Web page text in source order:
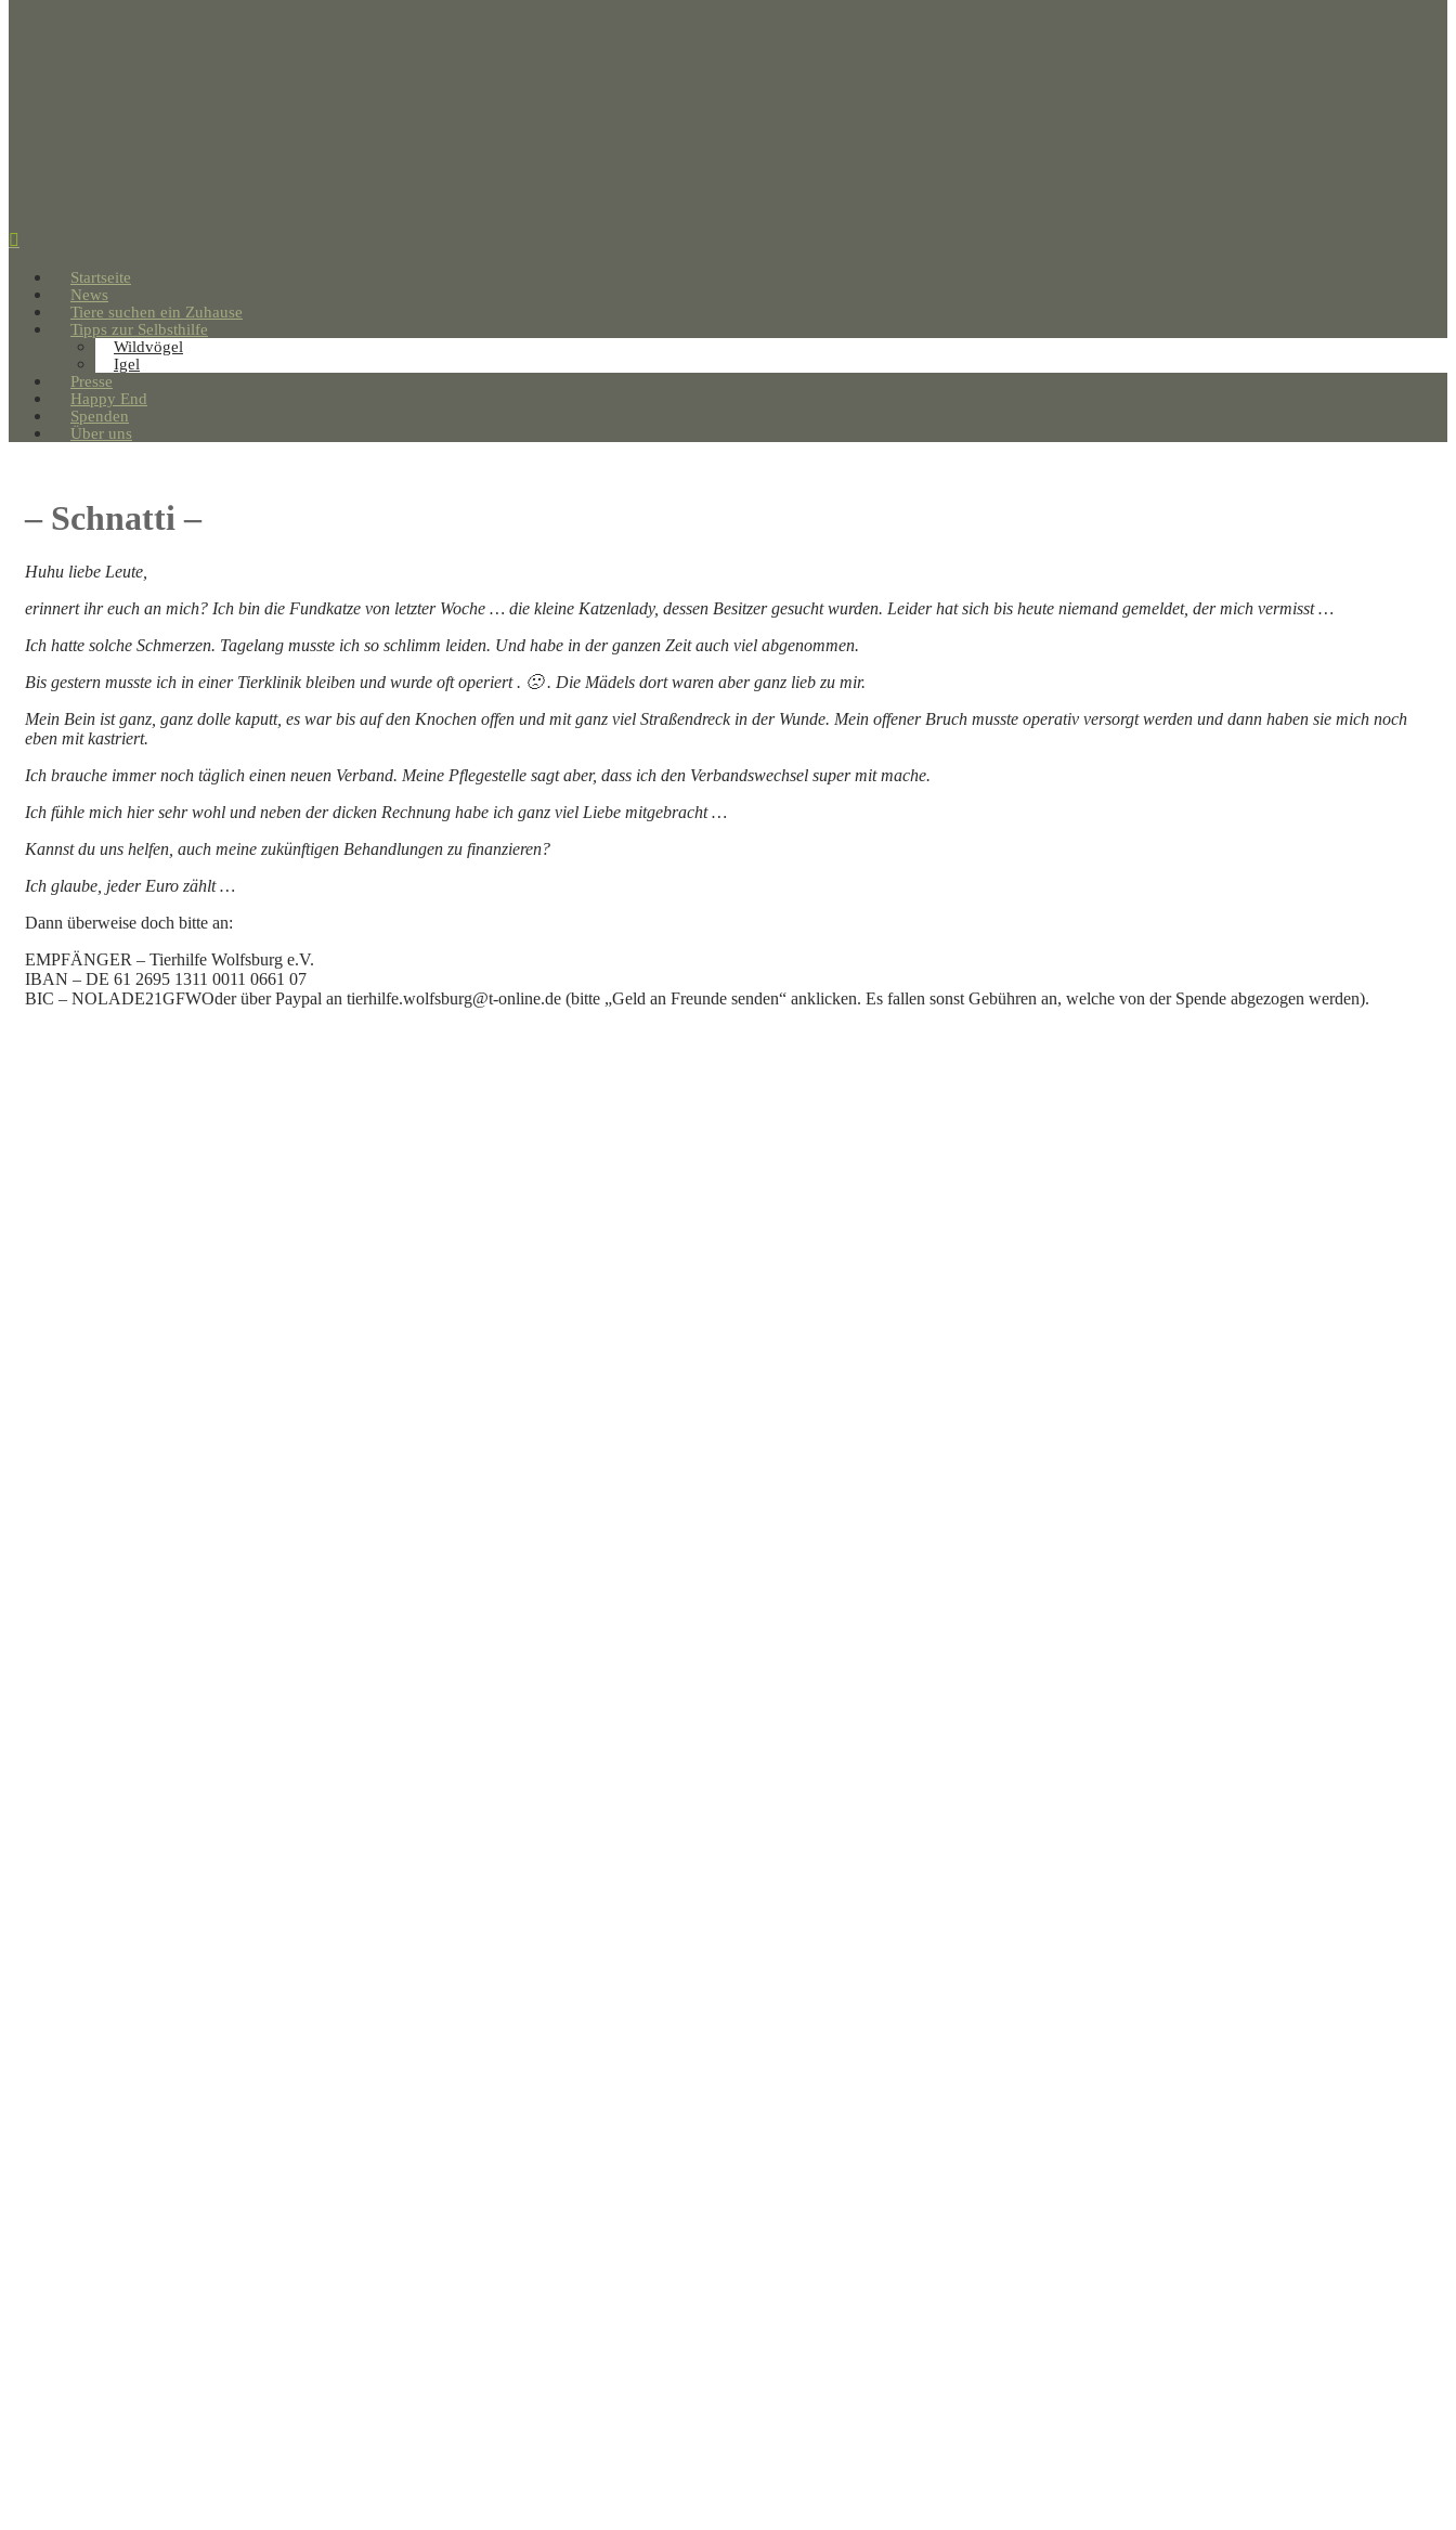
Startseite
News
Tiere suchen ein Zuhause
Tipps zur Selbsthilfe
Wildvögel
Igel
Presse
Happy End
Spenden
Über uns
– Schnatti –
Huhu liebe Leute,
erinnert ihr euch an mich? Ich bin die Fundkatze von letzter Woche … die kleine Katzenlady, dessen Besitzer gesucht wurden. Leider hat sich bis heute niemand gemeldet, der mich vermisst …
Ich hatte solche Schmerzen. Tagelang musste ich so schlimm leiden. Und habe in der ganzen Zeit auch viel abgenommen.
Bis gestern musste ich in einer Tierklinik bleiben und wurde oft operiert . 🙁 . Die Mädels dort waren aber ganz lieb zu mir.
Mein Bein ist ganz, ganz dolle kaputt, es war bis auf den Knochen offen und mit ganz viel Straßendreck in der Wunde. Mein offener Bruch musste operativ versorgt werden und dann haben sie mich noch
eben mit kastriert.
Ich brauche immer noch täglich einen neuen Verband. Meine Pflegestelle sagt aber, dass ich den Verbandswechsel super mit mache.
Ich fühle mich hier sehr wohl und neben der dicken Rechnung habe ich ganz viel Liebe mitgebracht …
Kannst du uns helfen, auch meine zukünftigen Behandlungen zu finanzieren?
Ich glaube, jeder Euro zählt …
Dann überweise doch bitte an:
EMPFÄNGER – Tierhilfe Wolfsburg e.V.
IBAN – DE 61 2695 1311 0011 0661 07
BIC – NOLADE21GFWOder über Paypal an tierhilfe.wolfsburg@t-online.de (bitte „Geld an Freunde senden“ anklicken. Es fallen sonst Gebühren an, welche von der Spende abgezogen werden).